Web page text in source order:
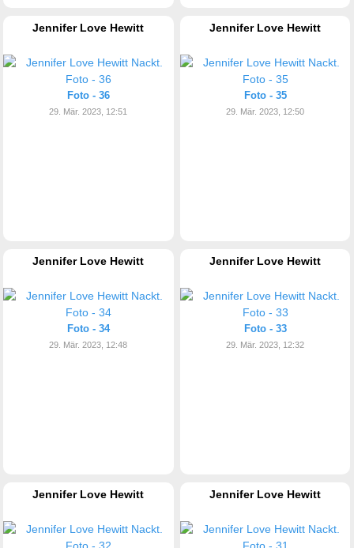
Jennifer Love Hewitt
Foto - 36
29. Mär. 2023, 12:51
Jennifer Love Hewitt
Foto - 35
29. Mär. 2023, 12:50
Jennifer Love Hewitt
Foto - 34
29. Mär. 2023, 12:48
Jennifer Love Hewitt
Foto - 33
29. Mär. 2023, 12:32
Jennifer Love Hewitt Jennifer Love Hewitt